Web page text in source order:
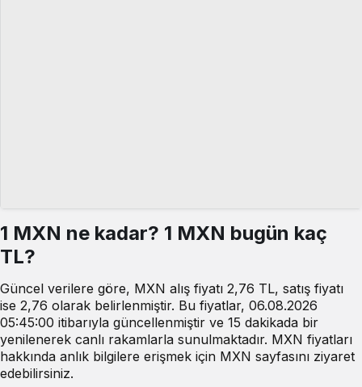
1 MXN ne kadar? 1 MXN bugün kaç
TL?
Güncel verilere göre, MXN alış fiyatı 2,76 TL, satış fiyatı
ise 2,76 olarak belirlenmiştir. Bu fiyatlar, 06.08.2026
05:45:00 itibarıyla güncellenmiştir ve 15 dakikada bir
yenilenerek canlı rakamlarla sunulmaktadır. MXN fiyatları
hakkında anlık bilgilere erişmek için MXN sayfasını ziyaret
edebilirsiniz.